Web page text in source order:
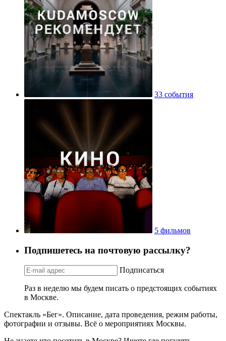
33 события
5 фильмов
Подпишетесь на почтовую рассылку?
Подписаться
Раз в неделю мы будем писать о предстоящих событиях
в Москве.
Спектакль «Бег». Описание, дата проведения, режим работы,
фотографии и отзывы. Всё о мероприятиях Москвы.